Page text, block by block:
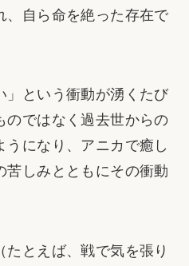
、自ら命を絶った存在で
」という衝動が湧くたび
のではなく過去世からの
うになり、アニカで癒し
苦しみとともにその衝動
とえば、戦で気を張り